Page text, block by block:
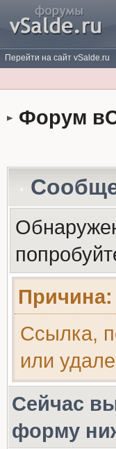
Перейти на сайт vSalde.ru
Форум
Причина:
Ссылка,
или
Сейчас
форму